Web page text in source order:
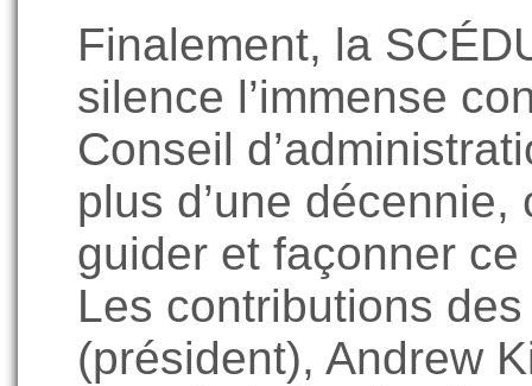
Finalement, la
silence l’immense
Conseil
plus d’une
guider et façonner ce
Les contributions
(président), Andrew